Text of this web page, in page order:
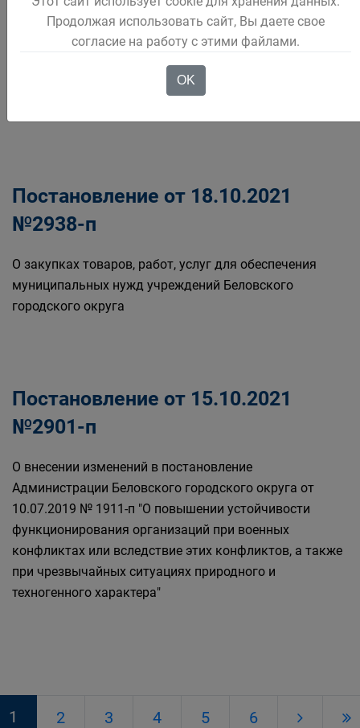
"Противодействие терроризму и его идеологии" на
2022-2024 годы
Утратило силу Постановлением от 20.06.2023 №1798-
Постановление от 18.10.2021
№2938-п
О закупках товаров, работ, услуг для обеспечения
муниципальных нужд учреждений Беловского
городского округа
Постановление от 15.10.2021
№2901-п
О внесении изменений в постановление
Администрации Беловского городского округа от
10.07.2019 № 1911-п "О повышении устойчивости
функционирования организаций при военных
конфликтах или вследствие этих конфликтов, а также
при чрезвычайных ситуациях природного и
техногенного характера"
1 2 3 4 5 6
Продолжая использовать сайт, Вы даете свое
согласие на работу с этими файлами.
OK